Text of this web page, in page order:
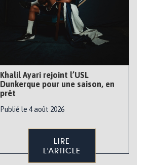
Khalil Ayari rejoint l’USL
Dunkerque pour une saison, en
prêt
Publié le 4 août 2026
LIRE
L'ARTICLE